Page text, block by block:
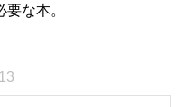
な本。